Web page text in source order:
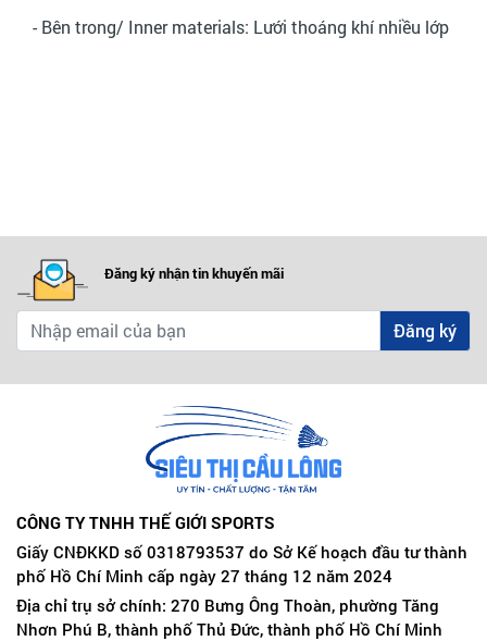
- Bên trong/ Inner materials: Lưới thoáng khí nhiều lớp
Đăng ký nhận tin khuyến mãi
Đăng ký
CÔNG TY TNHH THẾ GIỚI SPORTS
Giấy CNĐKKD số 0318793537 do Sở Kế hoạch đầu tư thành
phố Hồ Chí Minh cấp ngày 27 tháng 12 năm 2024
Địa chỉ trụ sở chính: 270 Bưng Ông Thoàn, phường Tăng
Nhơn Phú B, thành phố Thủ Đức, thành phố Hồ Chí Minh